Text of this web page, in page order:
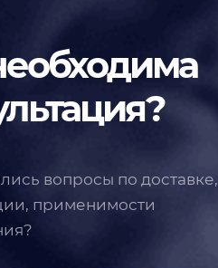
вопросы по доставке,
применимости